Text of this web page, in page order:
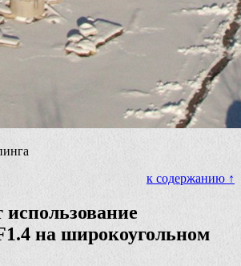
к содержанию ↑
на широкоугольном